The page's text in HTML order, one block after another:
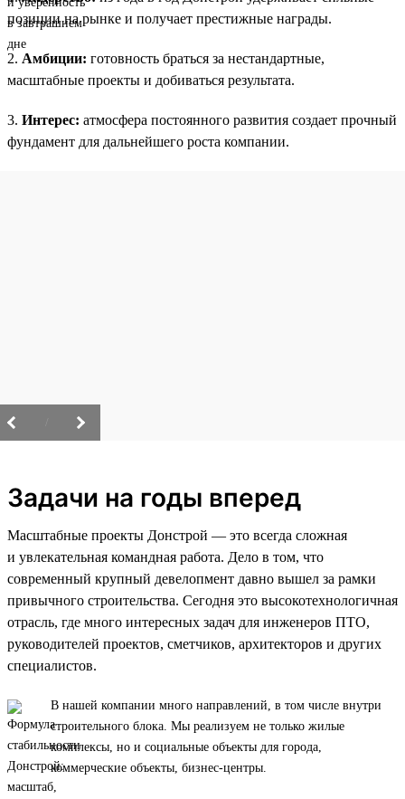
позиции на рынке и получает престижные награды.
2. Амбиции: готовность браться за нестандартные,
масштабные проекты и добиваться результата.
3. Интерес: атмосфера постоянного развития создает прочный
фундамент для дальнейшего роста компании.
Задачи на годы вперед
Масштабные проекты Донстрой — это всегда сложная
и увлекательная командная работа. Дело в том, что
современный крупный девелопмент давно вышел за рамки
привычного строительства. Сегодня это высокотехнологичная
отрасль, где много интересных задач для инженеров ПТО,
руководителей проектов, сметчиков, архитекторов и других
специалистов.
В нашей компании много направлений, в том числе внутри
строительного блока. Мы реализуем не только жилые
комплексы, но и социальные объекты для города,
коммерческие объекты, бизнес-центры.